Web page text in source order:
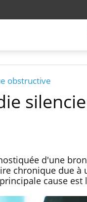
obstructive
d'une
chronique due
cause est